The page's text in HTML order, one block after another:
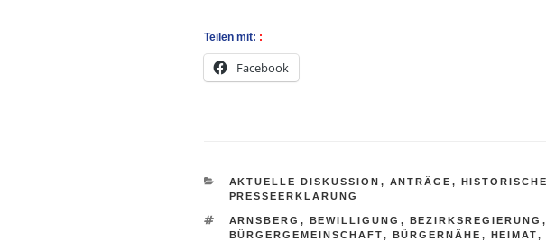
Teilen mit:
Facebook
KATEGORIEN
AKTUELLE DISKUSSION , ANTRÄGE ,
PRESSEERKLÄRUNG
SCHLAGWÖRTER
ARNSBERG , BEWILLIGUNG , BEZIRKSREGIERUNG ,
BÜRGERGEMEINSCHAFT, BÜRGERNÄHE , HEIMAT,